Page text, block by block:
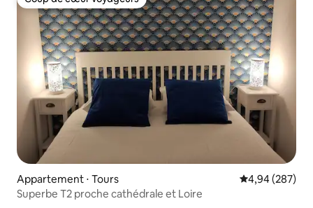
Coup de cœur voyageurs
Appartement ⋅ Tours Évaluation
4,94 (287)
Superbe T2 proche cathédrale et Loire